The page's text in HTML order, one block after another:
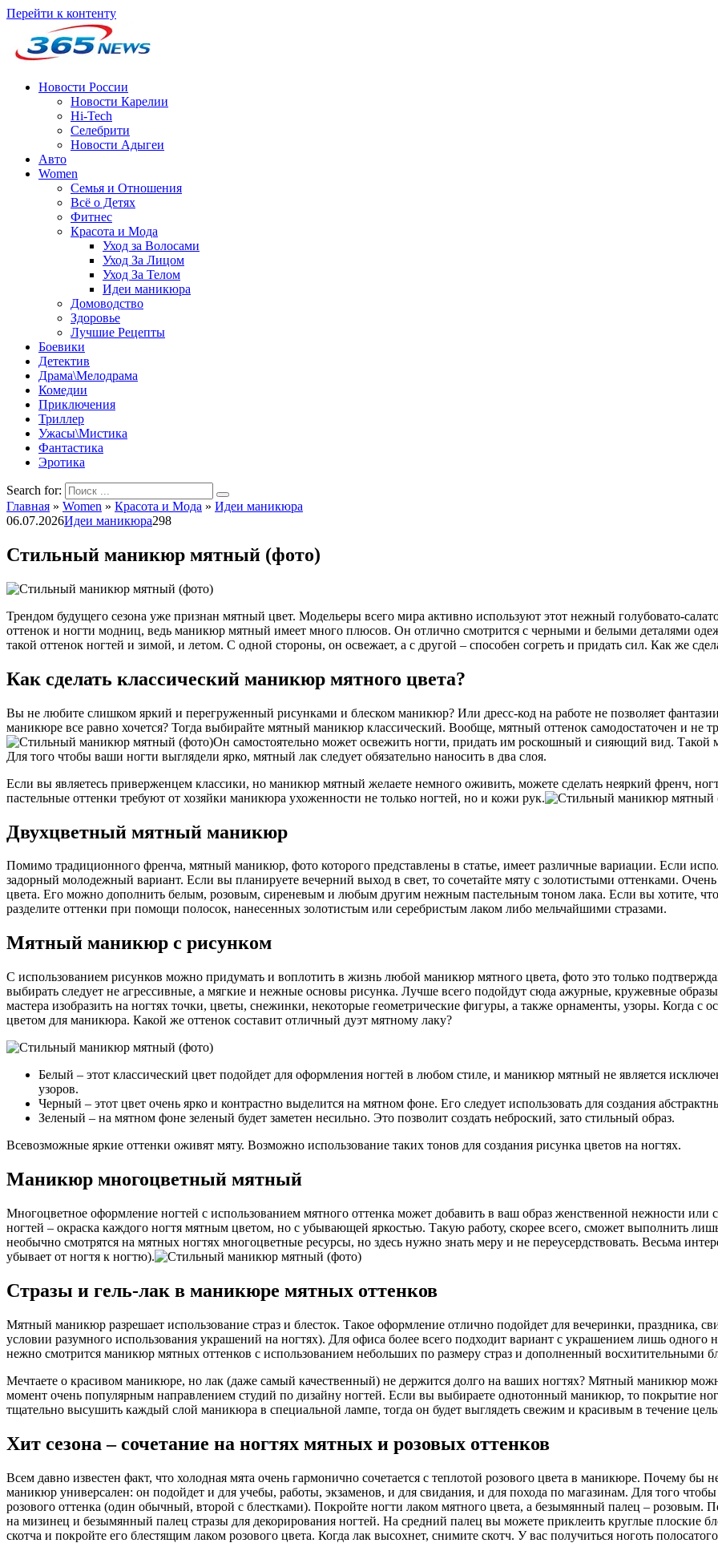
Перейти к контенту
Новости России
Новости Карелии
Hi-Tech
Селебрити
Новости Адыгеи
Авто
Women
Семья и Отношения
Всё о Детях
Фитнес
Красота и Мода
Уход за Волосами
Уход За Лицом
Уход За Телом
Идеи маникюра
Домоводство
Здоровье
Лучшие Рецепты
Боевики
Детектив
Драма\Мелодрама
Комедии
Приключения
Триллер
Ужасы\Мистика
Фантастика
Эротика
Search for:
Главная » Women » Красота и Мода » Идеи маникюра
06.07.2026Идеи маникюра298
Стильный маникюр мятный (фото)
Трендом будущего сезона уже признан мятный цвет. Модельеры всего мира активно используют этот нежный голубовато-
оттенок и ногти модниц, ведь маникюр мятный имеет много плюсов. Он отлично смотрится с черными и белыми деталями
такой оттенок ногтей и зимой, и летом. С одной стороны, он освежает, а с другой – способен согреть и придать сил. Как же
Как сделать классический маникюр мятного цвета?
Вы не любите слишком яркий и перегруженный рисунками и блеском маникюр? Или дресс-код на работе не позволяет
маникюре все равно хочется? Тогда выбирайте мятный маникюр классический. Вообще, мятный оттенок самодостаточен и не
Он самостоятельно может освежить ногти, придать им роскошный и сияющий вид. Такой
Для того чтобы ваши ногти выглядели ярко, мятный лак следует обязательно наносить в два слоя.
Если вы являетесь приверженцем классики, но маникюр мятный желаете немного оживить, можете сделать неяркий френч,
пастельные оттенки требуют от хозяйки маникюра ухоженности не только ногтей, но и кожи рук.
Двухцветный мятный маникюр
Помимо традиционного френча, мятный маникюр, фото которого представлены в статье, имеет различные вариации. Если
задорный молодежный вариант. Если вы планируете вечерний выход в свет, то сочетайте мяту с золотистыми оттенками.
цвета. Его можно дополнить белым, розовым, сиреневым и любым другим нежным пастельным тоном лака. Если вы хотите,
разделите оттенки при помощи полосок, нанесенных золотистым или серебристым лаком либо мельчайшими стразами.
Мятный маникюр с рисунком
С использованием рисунков можно придумать и воплотить в жизнь любой маникюр мятного цвета, фото это только
выбирать следует не агрессивные, а мягкие и нежные основы рисунка. Лучше всего подойдут сюда ажурные, кружевные
мастера изобразить на ногтях точки, цветы, снежинки, некоторые геометрические фигуры, а также орнаменты, узоры. Когда с
цветом для маникюра. Какой же оттенок составит отличный дуэт мятному лаку?
Белый – этот классический цвет подойдет для оформления ногтей в любом стиле, и маникюр мятный не является
узоров.
Черный – этот цвет очень ярко и контрастно выделится на мятном фоне. Его следует использовать для создания
Зеленый – на мятном фоне зеленый будет заметен несильно. Это позволит создать неброский, зато стильный образ.
Всевозможные яркие оттенки оживят мяту. Возможно использование таких тонов для создания рисунка цветов на ногтях.
Маникюр многоцветный мятный
Многоцветное оформление ногтей с использованием мятного оттенка может добавить в ваш образ женственной нежности или
ногтей – окраска каждого ногтя мятным цветом, но с убывающей яркостью. Такую работу, скорее всего, сможет выполнить
необычно смотрятся на мятных ногтях многоцветные ресурсы, но здесь нужно знать меру и не переусердствовать. Весьма
убывает от ногтя к ногтю).
Стразы и гель-лак в маникюре мятных оттенков
Мятный маникюр разрешает использование страз и блесток. Такое оформление отлично подойдет для вечеринки, праздника,
условии разумного использования украшений на ногтях). Для офиса более всего подходит вариант с украшением лишь
нежно смотрится маникюр мятных оттенков с использованием небольших по размеру страз и дополненный восхитительными
Мечтаете о красивом маникюре, но лак (даже самый качественный) не держится долго на ваших ногтях? Мятный маникюр
момент очень популярным направлением студий по дизайну ногтей. Если вы выбираете однотонный маникюр, то покрытие
тщательно высушить каждый слой маникюра в специальной лампе, тогда он будет выглядеть свежим и красивым в течение
Хит сезона – сочетание на ногтях мятных и розовых оттенков
Всем давно известен факт, что холодная мята очень гармонично сочетается с теплотой розового цвета в маникюре. Почему бы
маникюр универсален: он подойдет и для учебы, работы, экзаменов, и для свидания, и для похода по магазинам. Для того
розового оттенка (один обычный, второй с блестками). Покройте ногти лаком мятного цвета, а безымянный палец – розовым.
на мизинец и безымянный палец стразы для декорирования ногтей. На средний палец вы можете приклеить круглые плоские
скотча и покройте его блестящим лаком розового цвета. Когда лак высохнет, снимите скотч. У вас получиться ноготь